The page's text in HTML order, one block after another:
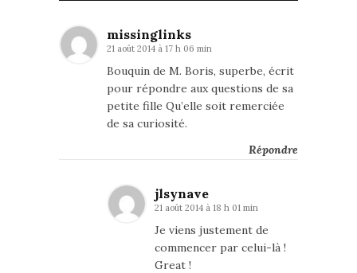
missinglinks
21 août 2014 à 17 h 06 min
Bouquin de M. Boris, superbe, écrit
pour répondre aux questions de sa
petite fille Qu’elle soit remerciée
de sa curiosité.
Répondre
jlsynave
21 août 2014 à 18 h 01 min
Je viens justement de
commencer par celui-là !
Great !